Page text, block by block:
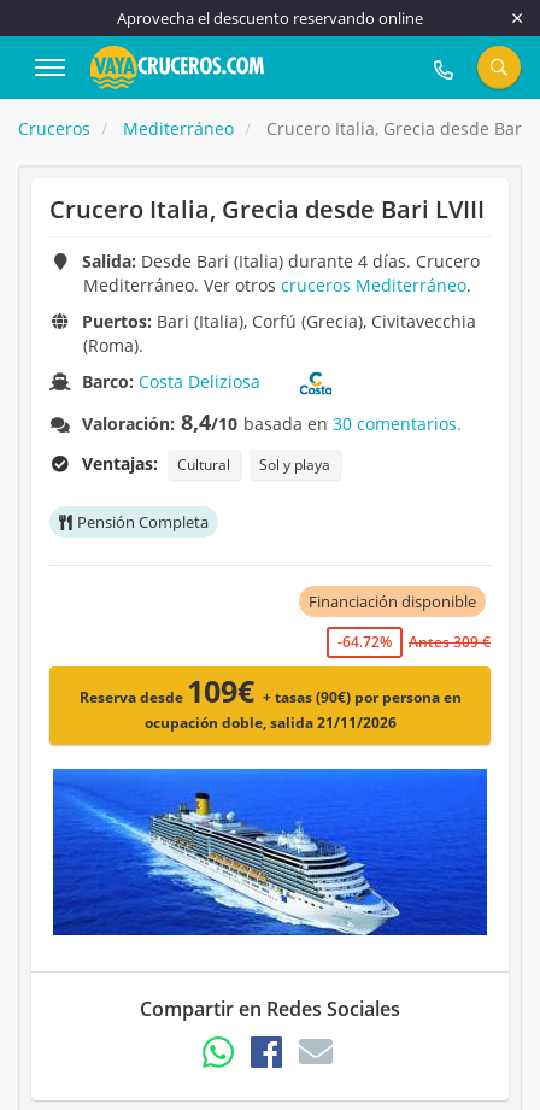
Aprovecha el descuento reservando online
917 815 555
Cruceros Mediterráneo Crucero Italia, Grecia desde Bari
Crucero Italia, Grecia desde Bari LVIII
Salida: Desde Bari (Italia) durante 4 días. Crucero
Mediterráneo. Ver otros cruceros Mediterráneo.
Puertos: Bari (Italia), Corfú (Grecia), Civitavecchia
(Roma).
Barco:Costa Deliziosa
Valoración: 8,4/10 basada en30 comentarios.
Ventajas:
Cultural Sol y playa
Pensión Completa
Financiación disponible
-64.72% Antes 309 €
Reserva desde 109€ + tasas (90€) por persona en
ocupación doble, salida 21/11/2026
Compartir en Redes Sociales